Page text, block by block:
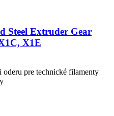
Steel Extruder Gear
X1E
pre technické filamenty